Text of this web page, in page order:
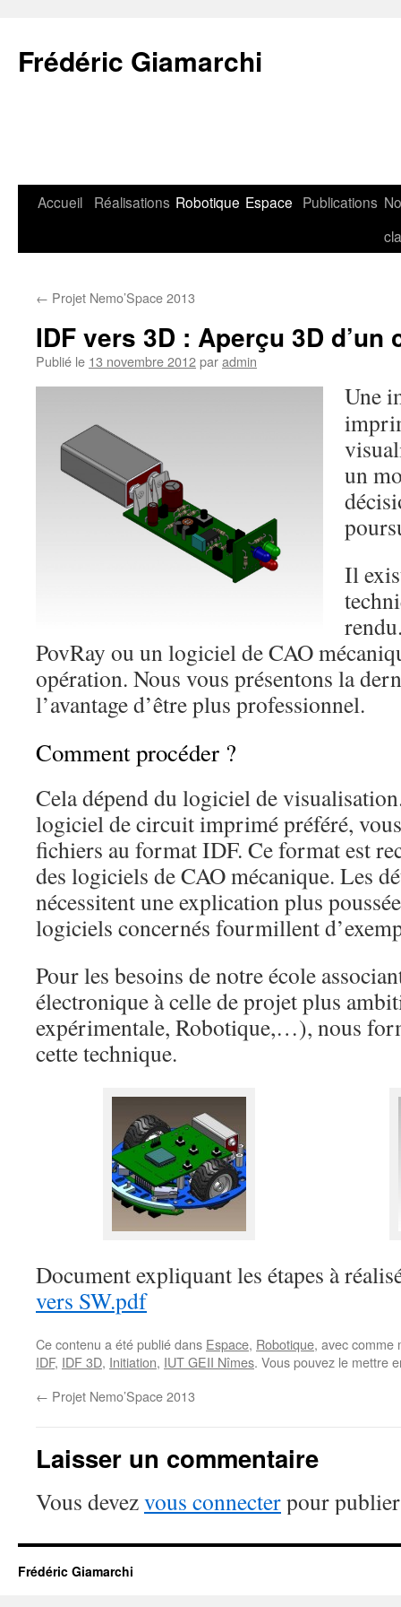
contenu
Frédéric Giamarchi
Accueil Réalisations Robotique Espace Publications
← Projet Nemo’Space 2013
IDF vers 3D : Aperçu 3D
Publié le 13 novembre 2012paradmin
Une
un
Il
PovRay ou un logiciel de CAO
opération. Nous vous présentons la
l’avantage d’être plus professionnel.
Comment procéder ?
Cela dépend du logiciel de
logiciel de circuit imprimé préféré,
fichiers au format IDF. Ce format est
des logiciels de CAO mécanique. Les
nécessitent une explication plus
logiciels concernés fourmillent
Pour les besoins de notre école
électronique à celle de projet plus
expérimentale, Robotique,…), nous
cette technique.
Document expliquant les étapes à
vers SW.pdf
Ce contenu a été publié dans Espace, Robotique, avec
IDF, IDF 3D, Initiation, IUT GEII Nîmes. Vous pouvez le mettre
← Projet Nemo’Space 2013
Laisser un commentaire
Vous devezvous connecterpour
Frédéric Giamarchi